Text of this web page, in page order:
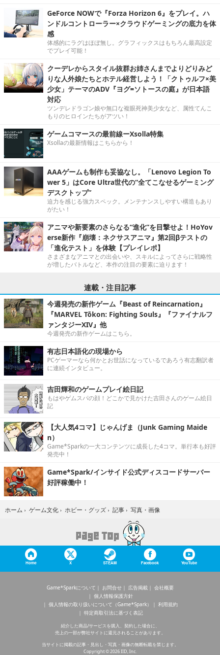
GeForce NOWで『Forza Horizon 6』をプレイ。ハ
ンドルコントローラー×クラウドゲーミングの底力を体
感
体感的にラグはほぼ無し。グラフィックスはもちろん最高設定
でプレイ可能！
クーデレからスタイル抜群お姉さんまでよりどりみど
りな人外娘たちとホテル経営しよう！「クトゥルフ×美
少女」テーマのADV『ヨグ=ソトースの庭』が日本語
対応
ツンデレドラゴン娘や無口な複眼死神美少女など、属性てんこ
もりのヒロインたちがアツい！
ゲームコマースの最前線ーXsolla特集
Xsollaの最新情報はこちらから！
AAAゲームも制作も妥協なし。「Lenovo Legion To
wer 5」はCore Ultra世代の“全てこなせるゲーミング
デスクトップ”
迫力を感じる強力スペック。メンテナンスしやすい構造もあり
がたい！
アニマや新要素のさらなる“進化”を目撃せよ！HoYov
erse新作『崩壊：ネクサスアニマ』第2回βテストの
「進化テスト」を体験【プレイレポ】
さまざまなアニマとの出会いや、スキルによってさらに戦略性
が増したバトルなど、本作の注目の要素に迫ります！
連載・注目記事
今週発売の新作ゲーム『Beast of Reincarnation』
『MARVEL Tōkon: Fighting Souls』『ファイナルフ
ァンタジーXIV』他
今週発売の新作ゲームはこちら。
有志日本語化の現場から
PCゲーマーなら何かとお世話になっているであろう有志翻訳者
に連続インタビュー。
吉田輝和のゲームプレイ絵日記
もはやゲムスパの顔！どこかで見かけた吉田さんのゲーム絵日
記
【大人気4コマ】じゃんげま（Junk Gaming Maide
n）
Game*Sparkの一大コンテンツに成長した4コマ。単行本も好評
発売中！
Game*Spark/インサイド公式ディスコードサーバー
好評稼働中！
ホーム › ゲーム文化 › ホビー・グッズ › 記事 › 写真・画像
Home X STEAM Facebook YouTube
Game*Sparkについて お問合せ 広告掲載
会社概要
個人情報保護方針
個人情報の取り扱いについて（Game*Spark）
利用規約
特定商取引法に基づく表記
紹介した商品/サービスを購入、契約した場合に、
売上の一部が弊社サイトに還元されることがあります。
当サイトに掲載の記事・見出し・写真・画像の無断転載を禁じます。
Copyright © 2026 IID, Inc.